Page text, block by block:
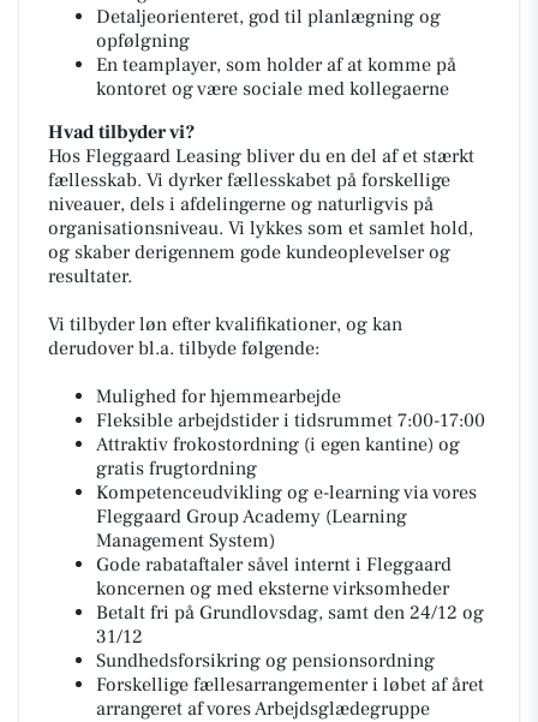
Detaljeorienteret, god til planlægning og
opfølgning
En teamplayer, som holder af at komme på
kontoret og være sociale med kollegaerne
Hvad tilbyder vi?
Hos Fleggaard Leasing bliver du en del af et stærkt
fællesskab. Vi dyrker fællesskabet på forskellige
niveauer, dels i afdelingerne og naturligvis på
organisationsniveau. Vi lykkes som et samlet hold,
og skaber derigennem gode kundeoplevelser og
resultater.
Vi tilbyder løn efter kvalifikationer, og kan
derudover bl.a. tilbyde følgende:
Mulighed for hjemmearbejde
Fleksible arbejdstider i tidsrummet 7:00-17:00
Attraktiv frokostordning (i egen kantine) og
gratis frugtordning
Kompetenceudvikling og e-learning via vores
Fleggaard Group Academy (Learning
Management System)
Gode rabataftaler såvel internt i Fleggaard
koncernen og med eksterne virksomheder
Betalt fri på Grundlovsdag, samt den 24/12 og
31/12
Sundhedsforsikring og pensionsordning
Forskellige fællesarrangementer i løbet af året
arrangeret af vores Arbejdsglædegruppe